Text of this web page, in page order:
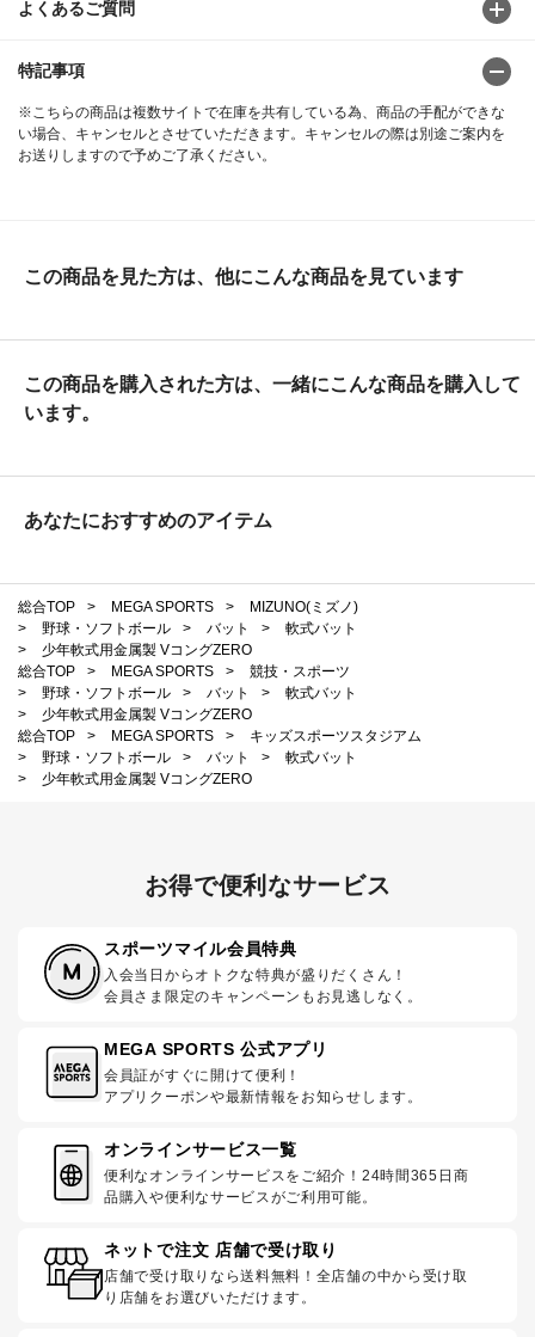
よくあるご質問
特記事項
※こちらの商品は複数サイトで在庫を共有している為、商品の手配ができな
い場合、キャンセルとさせていただきます。キャンセルの際は別途ご案内を
お送りしますので予めご了承ください。
この商品を見た方は、他にこんな商品を見ています
この商品を購入された方は、一緒にこんな商品を購入して
います。
あなたにおすすめのアイテム
総合TOP > MEGA SPORTS >
MIZUNO(ミズノ)
>
野球・ソフトボール > バット >
軟式バット
>
少年軟式用金属製 VコングZERO
総合TOP
> MEGA SPORTS >
競技・スポーツ
>
野球・ソフトボール > バット >
軟式バット
>
少年軟式用金属製 VコングZERO
総合TOP
> MEGA SPORTS >
キッズスポーツスタジアム
>
野球・ソフトボール > バット >
軟式バット
>
少年軟式用金属製 VコングZERO
お得で便利なサービス
スポーツマイル会員特典
入会当日からオトクな特典が盛りだくさん！
会員さま限定のキャンペーンもお見逃しなく。
MEGA SPORTS 公式アプリ
会員証がすぐに開けて便利！
アプリクーポンや最新情報をお知らせします。
オンラインサービス一覧
便利なオンラインサービスをご紹介！24時間365日商
品購入や便利なサービスがご利用可能。
ネットで注文 店舗で受け取り
店舗で受け取りなら送料無料！全店舗の中から受け取
り店舗をお選びいただけます。